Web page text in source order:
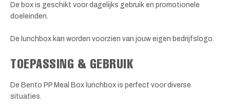
De box is geschikt voor dagelijks gebruik en promotionele
doeleinden.
De lunchbox kan worden voorzien van jouw eigen bedrijfslogo.
TOEPASSING & GEBRUIK
De Bento PP Meal Box lunchbox is perfect voor diverse
situaties.